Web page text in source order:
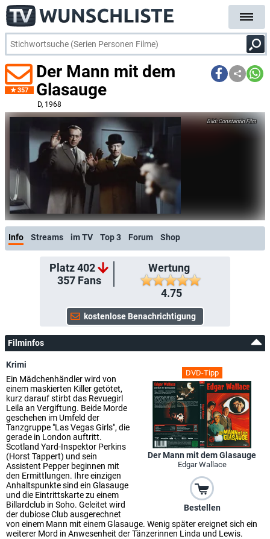
357
Der Mann mit dem
Glasauge
D, 1968
Constantin Film
Info Streams im TV Top 3 Forum Shop
Platz 402
357Fans
Wertung
4.75
Filminfos
DVD-Tipp
Der Mann mit dem Glasauge
Edgar Wallace
Bestellen
Krimi
Ein Mädchenhändler wird von
einem maskierten Killer getötet,
kurz darauf stirbt das Revuegirl
Leila an Vergiftung. Beide Morde
geschehen im Umfeld der
Tanzgruppe "Las Vegas Girls", die
gerade in London auftritt.
Scotland Yard-Inspektor Perkins
(Horst Tappert) und sein
Assistent Pepper beginnen mit
den Ermittlungen. Ihre einzigen
Anhaltspunkte sind ein Glasauge
und die Eintrittskarte zu einem
Billardclub in Soho. Geleitet wird
der dubiose Club ausgerechnet
von einem Mann mit einem Glasauge. Wenig später ereignet sich ein
weiterer Mord in Anwesenheit der Tänzerinnen Linda und Lewis.